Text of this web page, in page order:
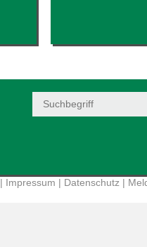
| Impressum | Datenschutz |